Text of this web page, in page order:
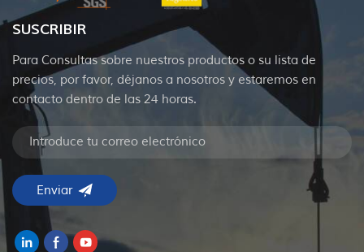
SUSCRIBIR
Para Consultas sobre nuestros productos o su lista de
precios, por favor, déjanos a nosotros y estaremos en
contacto dentro de las 24 horas.